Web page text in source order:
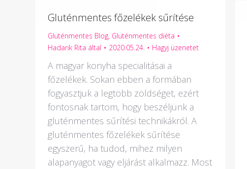
Gluténmentes főzelékek sűrítése
Gluténmentes Blog, Gluténmentes diéta
Hadarik Rita által 2020.05.24. Hagyj üzenetet
A magyar konyha specialitásai a
főzelékek. Sokan ebben a formában
fogyasztjuk a legtöbb zöldséget, ezért
fontosnak tartom, hogy beszéljünk a
gluténmentes sűrítési technikákról. A
gluténmentes főzelékek sűrítése
egyszerű, ha tudod, mihez milyen
alapanyagot vagy eljárást alkalmazz. Most